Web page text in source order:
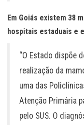
Em Goiás existem 38
hospitais estaduais e
“O Estado dispõe
realização da
uma das
Atenção Primária
pelo SUS. O